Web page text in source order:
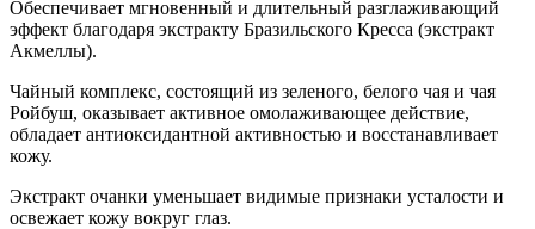
Обеспечивает мгновенный и длительный разглаживающий
эффект благодаря экстракту Бразильского Кресса (экстракт
Акмеллы).
Чайный комплекс, состоящий из зеленого, белого чая и чая
Ройбуш, оказывает активное омолаживающее действие,
обладает антиоксидантной активностью и восстанавливает
кожу.
Экстракт очанки уменьшает видимые признаки усталости и
освежает кожу вокруг глаз.